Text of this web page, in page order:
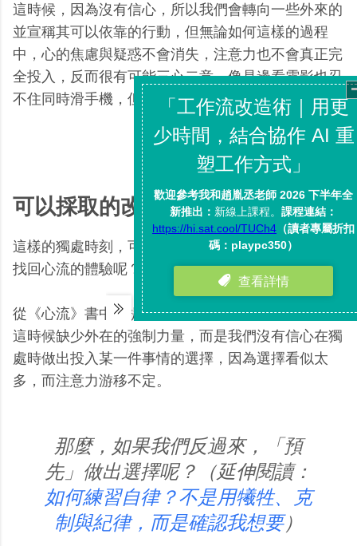
這時候，因為沒有信心，所以我們會轉向一些外來的
並宣稱其可以依靠的行動，但無論如何這樣的過程
中，心的焦慮與疑惑不會消失，注意力也不會真正完
全投入，反而很有可能三心二意，像是邊看電影也忍
不住同時滑手機，但最終無法享受到心流的樂趣。
可以採取的改善行動：
這樣的獨處時刻，可以嘗試怎麼樣的行動，幫助我們
找回心流的體驗呢？
從《心流》書中所提的問題出發，真正的關鍵不在於
這時候缺少外在的強制力量，而是我們沒有信心在獨
處時做出投入某一件事情的選擇，因為選擇看似太
多，而注意力游移不定。
那麼，如果我們反過來，「預
先」做出選擇呢？（延伸閱讀：
如何練習自律？不是用犧牲、克
制與紀律，而是確認我想要）